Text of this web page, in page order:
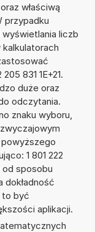
właściwą
przypadku
liczb
kalkulatorach
831 1E+21.
duże oraz
odczytania.
znaku wyboru,
1 801 222
od sposobu
dokładność
to być
aplikacji.